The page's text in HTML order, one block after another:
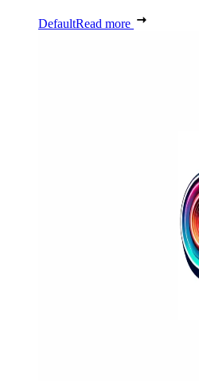
DefaultRead more